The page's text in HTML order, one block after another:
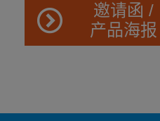
邀请函 /
产品海报